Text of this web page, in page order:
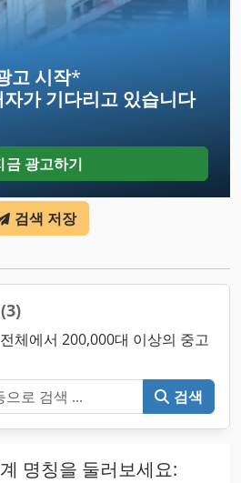
고 시작*
자가 기다리고 있습니다
금 광고하기
검색 저장
(3)
체에서 200,000대 이상의 중고
검색
명칭을 둘러보세요: